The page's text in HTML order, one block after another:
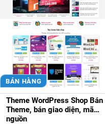
BÁN HÀNG
Theme WordPress Shop Bán
Theme, bán giao diện, mã
nguồn